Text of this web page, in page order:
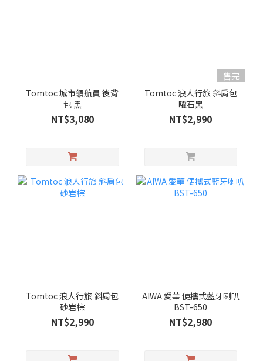
Tomtoc 城市領航員 後背
包 黑
NT$3,080
售完
Tomtoc 浪人行旅 斜肩包
曜石黑
NT$2,990
Tomtoc 浪人行旅 斜肩包
砂岩棕
NT$2,990
AIWA 愛華 便攜式藍牙喇叭
BST-650
NT$2,980